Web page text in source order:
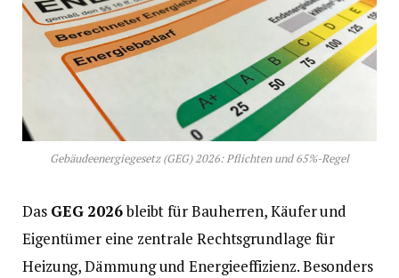
Gebäudeenergiegesetz (GEG) 2026: Pflichten und 65%-Regel
Das GEG 2026bleibt für Bauherren, Käufer und
Eigentümer eine zentrale Rechtsgrundlage für
Heizung, Dämmung und Energieeffizienz. Besonders